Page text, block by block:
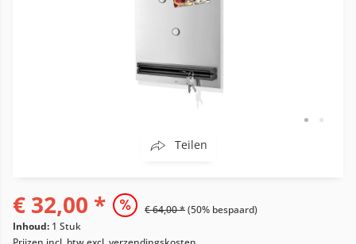
Teilen
€ 32,00 * € 64,00 *(50% bespaard)
Inhoud: 1 Stuk